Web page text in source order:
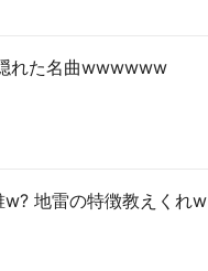
れた名曲wwwwww
地雷の特徴教えくれw